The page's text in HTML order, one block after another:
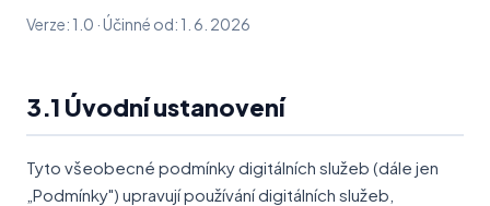
Verze: 1.0 · Účinné od: 1. 6. 2026
3.1 Úvodní ustanovení
Tyto všeobecné podmínky digitálních služeb (dále jen
„Podmínky") upravují používání digitálních služeb,